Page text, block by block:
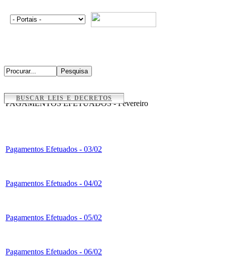
BUSCAR LEIS E DECRETOS
PAGAMENTOS EFETUADOS - Fevereiro
Pagamentos Efetuados - 03/02
Pagamentos Efetuados - 04/02
Pagamentos Efetuados - 05/02
Pagamentos Efetuados - 06/02